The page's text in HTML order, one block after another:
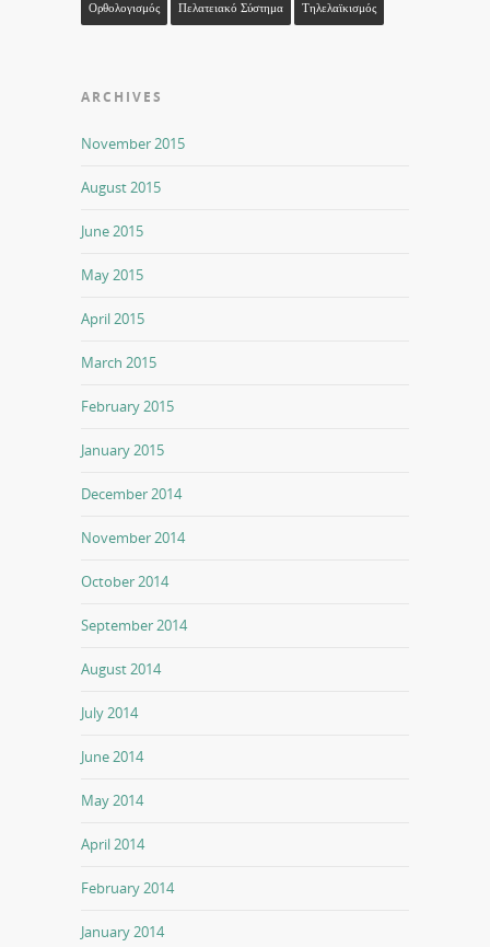
Ορθολογισμός Πελατειακό Σύστημα Τηλελαϊκισμός
ARCHIVES
November 2015
August 2015
June 2015
May 2015
April 2015
March 2015
February 2015
January 2015
December 2014
November 2014
October 2014
September 2014
August 2014
July 2014
June 2014
May 2014
April 2014
February 2014
January 2014